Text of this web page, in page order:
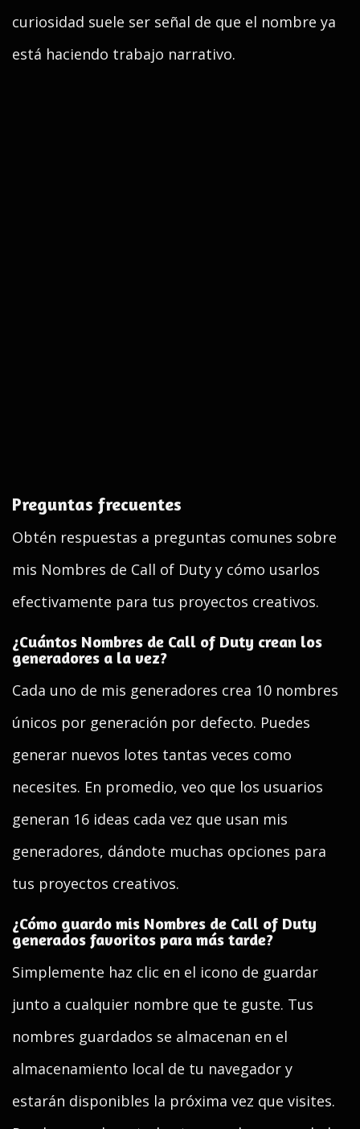
curiosidad suele ser señal de que el nombre ya
está haciendo trabajo narrativo.
Preguntas frecuentes
Obtén respuestas a preguntas comunes sobre
mis Nombres de Call of Duty y cómo usarlos
efectivamente para tus proyectos creativos.
¿Cuántos Nombres de Call of Duty crean los
generadores a la vez?
Cada uno de mis generadores crea 10 nombres
únicos por generación por defecto. Puedes
generar nuevos lotes tantas veces como
necesites. En promedio, veo que los usuarios
generan 16 ideas cada vez que usan mis
generadores, dándote muchas opciones para
tus proyectos creativos.
¿Cómo guardo mis Nombres de Call of Duty
generados favoritos para más tarde?
Simplemente haz clic en el icono de guardar
junto a cualquier nombre que te guste. Tus
nombres guardados se almacenan en el
almacenamiento local de tu navegador y
estarán disponibles la próxima vez que visites.